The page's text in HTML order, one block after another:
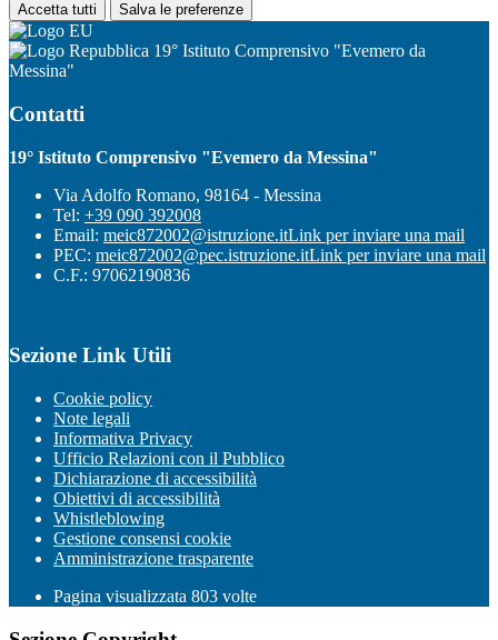
Accetta tutti Salva le preferenze
19° Istituto Comprensivo "Evemero da
Messina"
Contatti
19° Istituto Comprensivo "Evemero da Messina"
Via Adolfo Romano, 98164 - Messina
Tel: +39 090 392008
Email: meic872002@istruzione.itLink per inviare una mail
PEC: meic872002@pec.istruzione.itLink per inviare una mail
C.F.: 97062190836
Sezione Link Utili
Cookie policy
Note legali
Informativa Privacy
Ufficio Relazioni con il Pubblico
Dichiarazione di accessibilità
Obiettivi di accessibilità
Whistleblowing
Gestione consensi cookie
Amministrazione trasparente
Pagina visualizzata 803 volte